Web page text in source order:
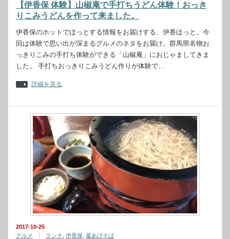
【伊香保 体験】山椒庵で手打ちうどん体験！おっき
りこみうどんを作って来ました。
伊香保のホットでほっとする情報をお届けする、伊香ほっと。今
回は体験で思い出が深まるグルメのネタをお届け。群馬県名物お
っきりこみの手打ち体験ができる「山椒庵」におじゃましてきま
した。 手打ちおっきりこみうどん作りが体験で…
詳細を見る
2017-10-25
グルメ
ランチ 伊香保 釜あげそば